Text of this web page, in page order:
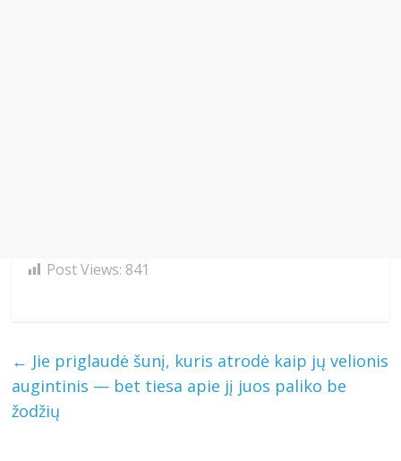
Post Views: 841
← Jie priglaudė šunį, kuris atrodė kaip jų velionis
augintinis — bet tiesa apie jį juos paliko be
žodžių